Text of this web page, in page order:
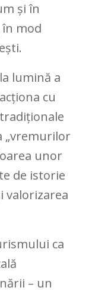
și în
mod
lumină a
cu
„vremurilor
unor
de istorie
valorizarea
ca
– un